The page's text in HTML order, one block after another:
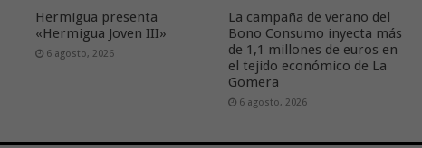
Hermigua presenta
«Hermigua Joven III»
6 agosto, 2026
La campaña de verano del
Bono Consumo inyecta más
de 1,1 millones de euros en
el tejido económico de La
Gomera
6 agosto, 2026